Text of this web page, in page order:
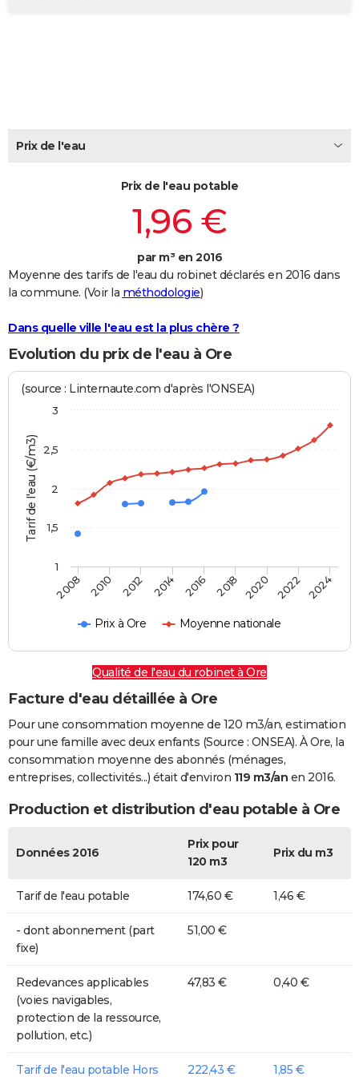
Carte de Noël
Carte Bonne année
Carte Saint-Valentin
Carte Pâques
Carte d'anniversaire
DICTIONNAIRE
FORUM
Prix de l'eau
Prix de l'eau potable
1,96 €
par m³ en 2016
Moyenne des tarifs de l'eau du robinet déclarés en 2016 dans
la commune. (Voir la méthodologie)
Dans quelle ville l'eau est la plus chère ?
Evolution du prix de l'eau à Ore
Tarif de l'eau (€/m3)
(source : Linternaute.com d'après l'ONSEA)
Prix à Ore Moyenne nationale
2008 2010 2012 2014 2016 2018 2020 2022 2024
1
1,5
2
2,5
3
Qualité de l'eau du robinet à Ore
Facture d'eau détaillée à Ore
Pour une consommation moyenne de 120 m3/an, estimation
pour une famille avec deux enfants (Source : ONSEA). À Ore, la
consommation moyenne des abonnés (ménages,
entreprises, collectivités...) était d'environ 119 m3/an en 2016.
Production et distribution d'eau potable à Ore
Données 2016
Prix pour
120 m3
Prix du m3
Tarif de l'eau potable 174,60 € 1,46 €
- dont abonnement (part
fixe)
51,00 €
Redevances applicables
(voies navigables,
protection de la ressource,
pollution, etc.)
47,83 € 0,40 €
Tarif de l'eau potable Hors 222,43 € 1,85 €